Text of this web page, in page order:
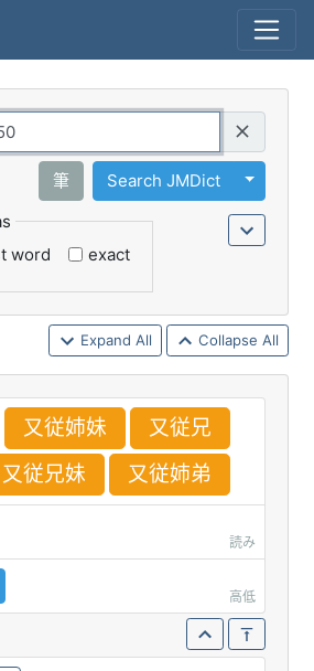
筆 Search JMDict
Toggle
word exact
Expand All Collapse All
又従姉妹 又従兄
又従兄妹 又従姉弟
読み
高低